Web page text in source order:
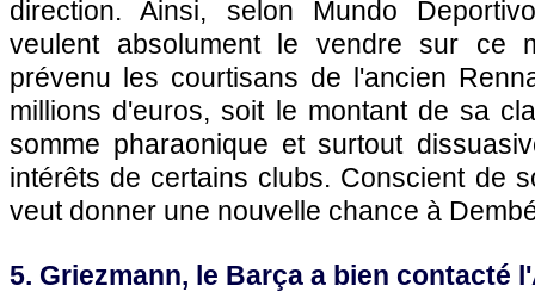
direction. Ainsi, selon Mundo
veulent absolument le vendre sur ce
prévenu les courtisans de l'ancien
millions d'euros, soit le montant de sa
somme pharaonique et surtout
intérêts de certains clubs. Conscient de
veut donner une nouvelle chance à
5. Griezmann, le Barça a bien contacté